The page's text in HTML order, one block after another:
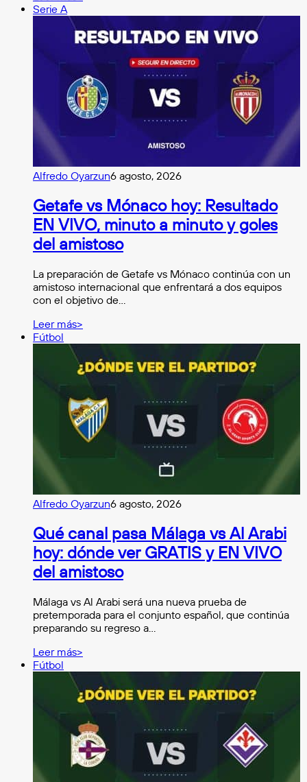
Serie A
Alfredo Oyarzun6 agosto, 2026
Getafe vs Mónaco hoy: Resultado
EN VIVO, minuto a minuto y goles
del amistoso
La preparación de Getafe vs Mónaco continúa con un
amistoso internacional que enfrentará a dos equipos
con el objetivo de…
Leer más>
Fútbol
Alfredo Oyarzun6 agosto, 2026
Qué canal pasa Málaga vs Al Arabi
hoy: dónde ver GRATIS y EN VIVO
del amistoso
Málaga vs Al Arabi será una nueva prueba de
pretemporada para el conjunto español, que continúa
preparando su regreso a…
Leer más>
Fútbol